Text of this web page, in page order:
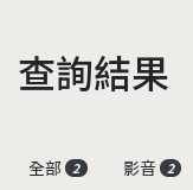
查詢結果
全部
2 影音 2